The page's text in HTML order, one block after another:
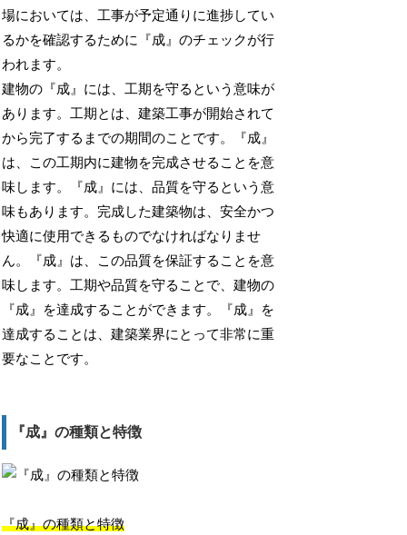
場においては、工事が予定通りに進捗してい
るかを確認するために『成』のチェックが行
われます。
建物の『成』には、工期を守るという意味が
あります。工期とは、建築工事が開始されて
から完了するまでの期間のことです。『成』
は、この工期内に建物を完成させることを意
味します。『成』には、品質を守るという意
味もあります。完成した建築物は、安全かつ
快適に使用できるものでなければなりませ
ん。『成』は、この品質を保証することを意
味します。工期や品質を守ることで、建物の
『成』を達成することができます。『成』を
達成することは、建築業界にとって非常に重
要なことです。
『成』の種類と特徴
『成』の種類と特徴